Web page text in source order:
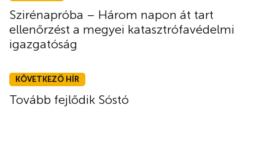
Szirénapróba – Három napon át tart
ellenőrzést a megyei katasztrófavédelmi
igazgatóság
KÖVETKEZŐ HÍR
Tovább fejlődik Sóstó